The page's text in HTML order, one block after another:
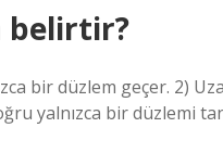
belirtir?
bir düzlem geçer. 2)
yalnızca bir düzlemi